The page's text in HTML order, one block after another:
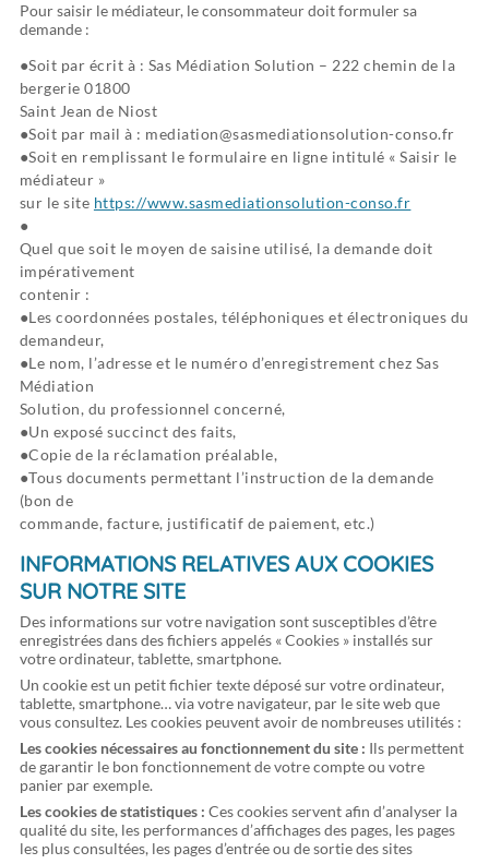
Pour saisir le médiateur, le consommateur doit formuler sa
demande :
Soit par écrit à : Sas Médiation Solution – 222 chemin de la
bergerie 01800
Saint Jean de Niost
Soit par mail à : mediation@sasmediationsolution-conso.fr
Soit en remplissant le formulaire en ligne intitulé « Saisir le
médiateur »
sur le site https://www.sasmediationsolution-conso.fr
Quel que soit le moyen de saisine utilisé, la demande doit
impérativement
contenir :
Les coordonnées postales, téléphoniques et électroniques du
demandeur,
Le nom, l’adresse et le numéro d’enregistrement chez Sas
Médiation
Solution, du professionnel concerné,
Un exposé succinct des faits,
Copie de la réclamation préalable,
Tous documents permettant l’instruction de la demande
(bon de
commande, facture, justificatif de paiement, etc.)
INFORMATIONS RELATIVES AUX COOKIES
SUR NOTRE SITE
Des informations sur votre navigation sont susceptibles d’être
enregistrées dans des fichiers appelés « Cookies » installés sur
votre ordinateur, tablette, smartphone.
Un cookie est un petit fichier texte déposé sur votre ordinateur,
tablette, smartphone… via votre navigateur, par le site web que
vous consultez. Les cookies peuvent avoir de nombreuses utilités :
Les cookies nécessaires au fonctionnement du site : Ils permettent
de garantir le bon fonctionnement de votre compte ou votre
panier par exemple.
Les cookies de statistiques : Ces cookies servent afin d’analyser la
qualité du site, les performances d’affichages des pages, les pages
les plus consultées, les pages d’entrée ou de sortie des sites